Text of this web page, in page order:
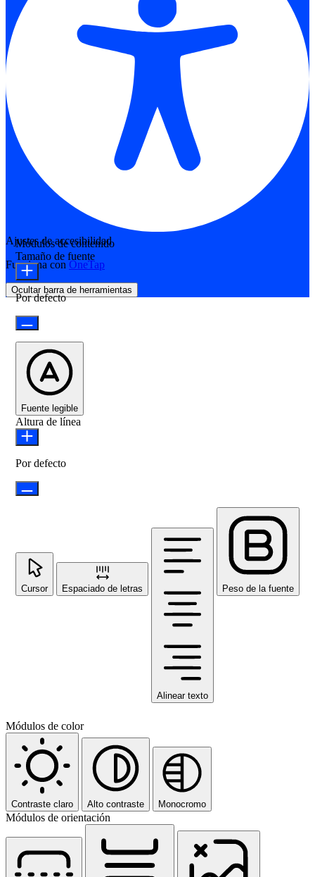
Ajustes de accesibilidad
Funciona con OneTap
Ocultar barra de herramientas
Módulos de contenido
Tamaño de fuente
Por defecto
Fuente legible
Altura de línea
Por defecto
Cursor Espaciado de letras
Alinear texto
Peso de la fuente
Módulos de color
Contraste claro Alto contraste Monocromo
Módulos de orientación